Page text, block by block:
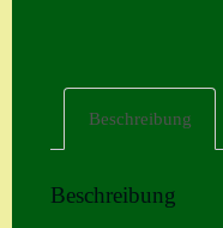
Beschreibung
Beschreibung